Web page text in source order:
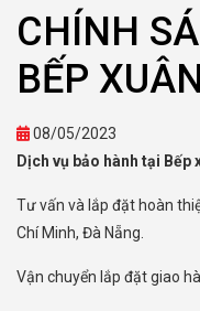
CHÍNH
BẾP
08/05/2023
Dịch vụ bảo hành tại Bếp
Tư vấn và lắp đặt hoàn
Chí Minh, Đà Nẵng.
Vận chuyển lắp đặt giao